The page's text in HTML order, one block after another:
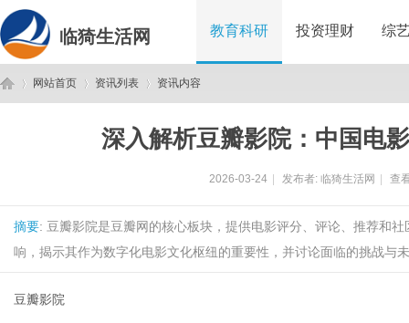
临猗生活网 教育科研 投资理财 综
网站首页 资讯列表 资讯内容
深入解析豆瓣影院：中国电
2026-03-24 发布者: 临猗生活网 查
摘要: 豆瓣影院是豆瓣网的核心板块，提供电影评分、评论、推荐和
响，揭示其作为数字化电影文化枢纽的重要性，并讨论面临的挑战与
豆瓣影院